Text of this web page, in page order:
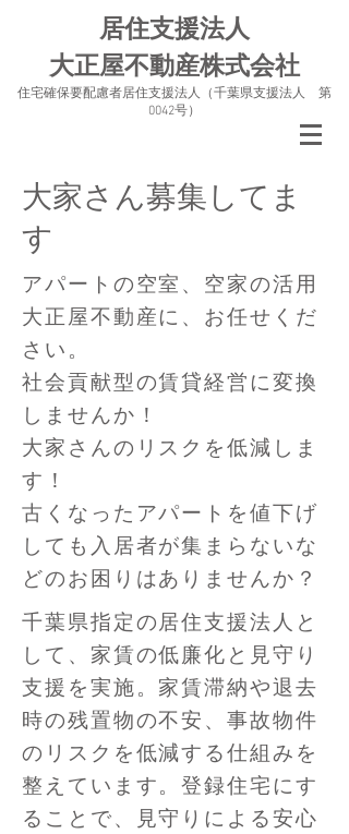
居住支援法人
大正屋不動産株式会社
住宅確保要配慮者居住支援法人（千葉県支援法人 第
0042号）
大家さん募集してま
す
アパートの空室、空家の活用
大正屋不動産に、お任せくだ
さい。
社会貢献型の賃貸経営に変換
しませんか！
大家さんのリスクを低減しま
す！
古くなったアパートを値下げ
しても入居者が集まらないな
どのお困りはありませんか？
千葉県指定の居住支援法人と
して、家賃の低廉化と見守り
支援を実施。家賃滞納や退去
時の残置物の不安、事故物件
のリスクを低減する仕組みを
整えています。登録住宅にす
ることで、見守りによる安心